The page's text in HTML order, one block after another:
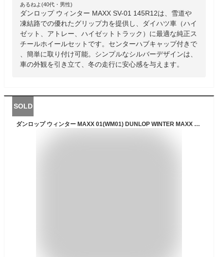
あるねよ(40代・男性)
ダンロップ ウィンター MAXX SV-01 145R12は、雪道や
凍結路での優れたグリップ力を提供し、ダイハツ車（ハイ
ゼット、アトレー、ハイゼットトラック）に最適な純正ス
チールホイールセットです。センターハブキャップ付きで
、簡単に取り付け可能。シンプルなシルバーデザインは、
車の外観を引き立て、冬の走行に安心感を与えます。
SOLD
ダンロップ ウィンター MAXX 01(WM01) DUNLOP WINTER MAXX 01 155/80R13 79Q マルチスチール 〈センターハブキャップ付〉 5Jx13 +40 4/100 110 114.3 シルバー(銀色)系 サニー フレア クロスオーバー ヴィッツ マーチ シビック プロ ブーン プラッツ ロゴ ハスラー パッソ